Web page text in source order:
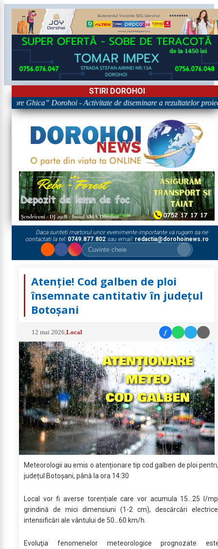
STIRI DOROHOI
Ghica” Dorohoi - Activitate de diseminare a rezultatelor
Daca sunteti martorul unor evenimente importante va rugam sa ne
contactati la tel: 0749.877.802sau email: redactia@dorohoinews.ro
Atenție! Cod galben de ploi
însemnate cantitativ în județul
Botoșani
12 mai 2026 ,Local f
Meteorologii au emis o atenționare tip cod galben de ploi
județul Botoșani, până la ora 14:30
Local vor fi averse torențiale care vor acumula 15...25 l/
grindină de mici dimensiuni (1-2 cm), descărcări
intensificări ale vântului de 50...60 km/h.
Evoluţia fenomenelor meteorologice prognozate